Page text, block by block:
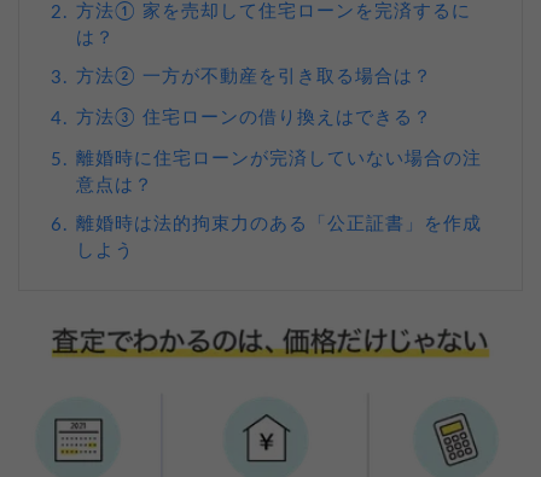
2. 方法① 家を売却して住宅ローンを完済するに
は？
3. 方法② 一方が不動産を引き取る場合は？
4. 方法③ 住宅ローンの借り換えはできる？
5. 離婚時に住宅ローンが完済していない場合の注
意点は？
6. 離婚時は法的拘束力のある「公正証書」を作成
しよう